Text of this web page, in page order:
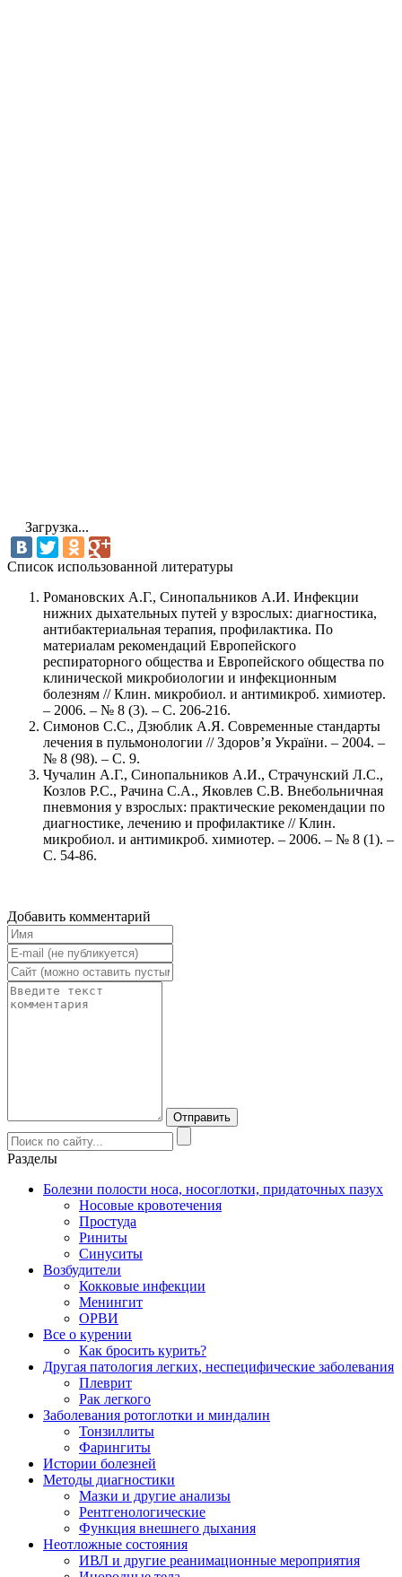
Загрузка...
Cписок использованной литературы
Романовских А.Г., Синопальников А.И. Инфекции
нижних дыхательных путей у взрослых: диагностика,
антибактериальная терапия, профилактика. По
материалам рекомендаций Европейского
респираторного общества и Европейского общества по
клинической микробиологии и инфекционным
болезням // Клин. микробиол. и антимикроб. химиотер.
– 2006. – № 8 (3). – С. 206-216.
Симонов С.С., Дзюблик А.Я. Современные стандарты
лечения в пульмонологии // Здоров’я України. – 2004. –
№ 8 (98). – С. 9.
Чучалин А.Г., Синопальников А.И., Страчунский Л.С.,
Козлов Р.С., Рачина С.А., Яковлев С.В. Внебольничная
пневмония у взрослых: практические рекомендации по
диагностике, лечению и профилактике // Клин.
микробиол. и антимикроб. химиотер. – 2006. – № 8 (1). –
С. 54-86.
Добавить комментарий
Разделы
Болезни полости носа, носоглотки, придаточных пазух
Носовые кровотечения
Простуда
Риниты
Синуситы
Возбудители
Кокковые инфекции
Менингит
ОРВИ
Все о курении
Как бросить курить?
Другая патология легких, неспецифические заболевания
Плеврит
Рак легкого
Заболевания ротоглотки и миндалин
Тонзиллиты
Фарингиты
Истории болезней
Методы диагностики
Мазки и другие анализы
Рентгенологические
Функция внешнего дыхания
Неотложные состояния
ИВЛ и другие реанимационные мероприятия